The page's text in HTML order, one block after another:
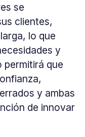
se
clientes,
lo que
y
permitirá que
y ambas
de innovar